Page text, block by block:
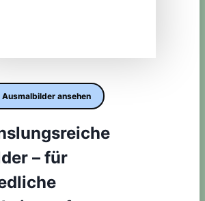
ansehen
– für